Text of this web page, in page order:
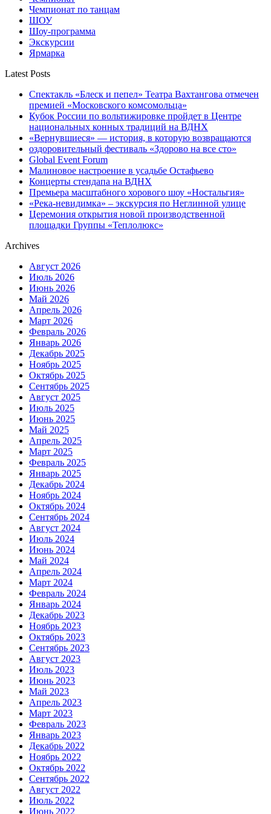
Чемпионат по танцам
ШОУ
Шоу-программа
Экскурсии
Ярмарка
Latest Posts
Спектакль «Блеск и пепел» Театра Вахтангова отмечен
премией «Московского комсомольца»
Кубок России по вольтижировке пройдет в Центре
национальных конных традиций на ВДНХ
«Вернувшиеся» — история, в которую возвращаются
оздоровительный фестиваль «Здорово на все сто»
Global Event Forum
Малиновое настроение в усадьбе Остафьево
Концерты стендапа на ВДНХ
Премьера масштабного хорового шоу «Ностальгия»
«Река-невидимка» – экскурсия по Неглинной улице
Церемония открытия новой производственной
площадки Группы «Теплолюкс»
Archives
Август 2026
Июль 2026
Июнь 2026
Май 2026
Апрель 2026
Март 2026
Февраль 2026
Январь 2026
Декабрь 2025
Ноябрь 2025
Октябрь 2025
Сентябрь 2025
Август 2025
Июль 2025
Июнь 2025
Май 2025
Апрель 2025
Март 2025
Февраль 2025
Январь 2025
Декабрь 2024
Ноябрь 2024
Октябрь 2024
Сентябрь 2024
Август 2024
Июль 2024
Июнь 2024
Май 2024
Апрель 2024
Март 2024
Февраль 2024
Январь 2024
Декабрь 2023
Ноябрь 2023
Октябрь 2023
Сентябрь 2023
Август 2023
Июль 2023
Июнь 2023
Май 2023
Апрель 2023
Март 2023
Февраль 2023
Январь 2023
Декабрь 2022
Ноябрь 2022
Октябрь 2022
Сентябрь 2022
Август 2022
Июль 2022
Июнь 2022